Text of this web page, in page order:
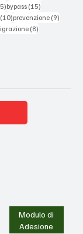
15 post
bypass (15)
(10)10 post
prevenzione (9)
(8)
Modulo di
Adesione